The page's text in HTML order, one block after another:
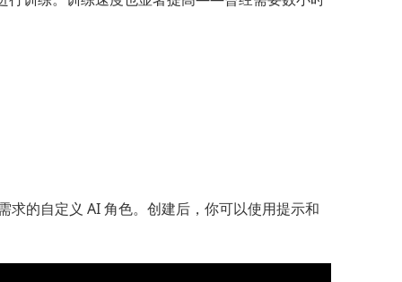
的自定义 AI 角色。创建后，你可以使用提示和